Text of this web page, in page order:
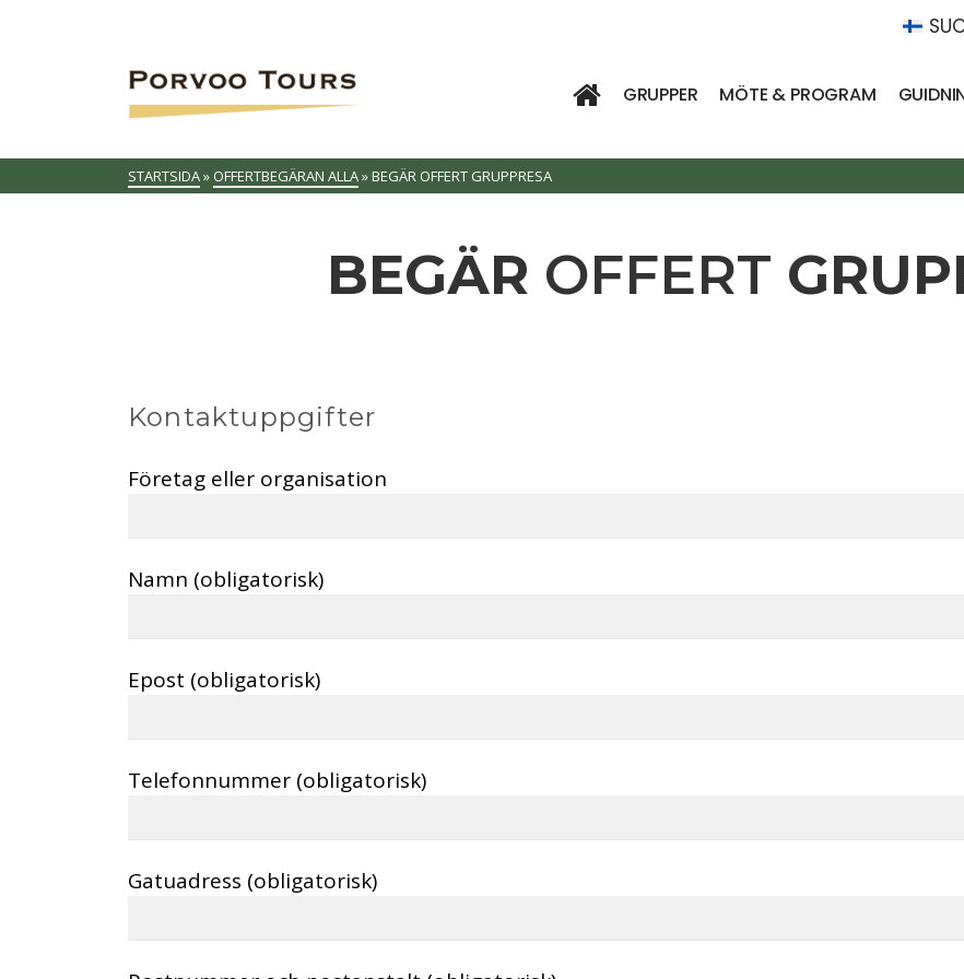
GRUPPER MÖTE & PROGRAM
STARTSIDA» OFFERTBEGÄRAN ALLA»BEGÄR OFFERT GRUPPRESA
BEGÄR OFFERT
Kontaktuppgifter
Företag eller organisation
Namn (obligatorisk)
Epost (obligatorisk)
Telefonnummer (obligatorisk)
Gatuadress (obligatorisk)